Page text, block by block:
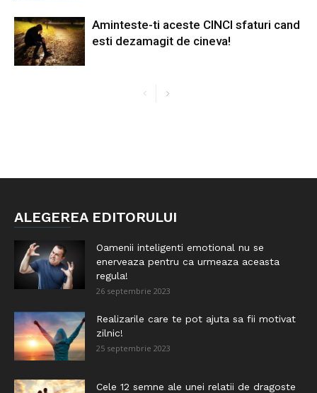
Aminteste-ti aceste CINCI sfaturi cand
esti dezamagit de cineva!
ALEGEREA EDITORULUI
Oamenii inteligenti emotional nu se
enerveaza pentru ca urmeaza aceasta
regula!
26 septembrie 2023
Realizarile care te pot ajuta sa fii motivat
zilnic!
25 septembrie 2023
Cele 12 semne ale unei relatii de dragoste